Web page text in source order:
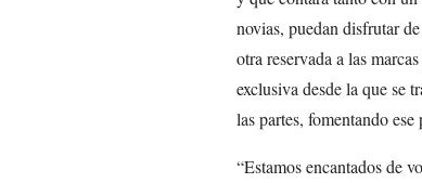
novias, puedan disfrutar
otra reservada a las
exclusiva desde la que se
las partes, fomentando
“Estamos encantados de